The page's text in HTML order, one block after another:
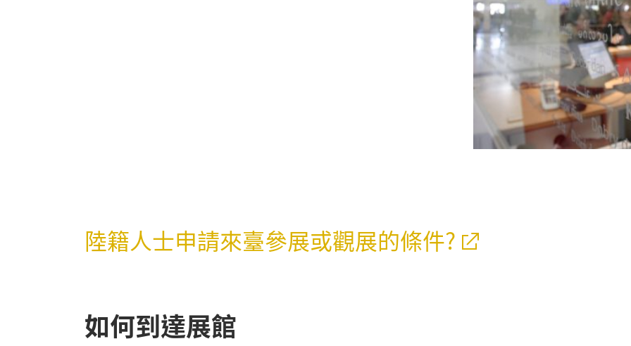
陸籍人士申請來臺參展或觀展的條件?
如何到達展館